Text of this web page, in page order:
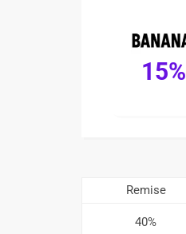
15%
Remise
40%